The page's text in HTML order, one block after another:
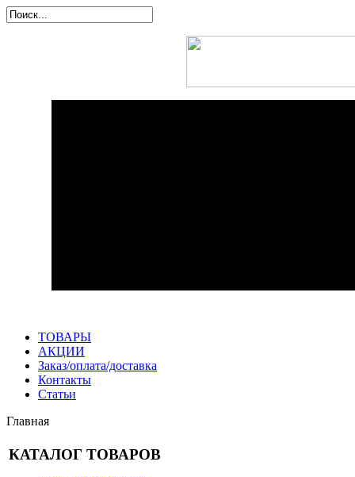
ТОВАРЫ
АКЦИИ
Заказ/оплата/доставка
Контакты
Статьи
Главная
КАТАЛОГ ТОВАРОВ